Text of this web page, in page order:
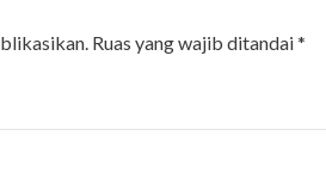
Ruas yang wajib ditandai*